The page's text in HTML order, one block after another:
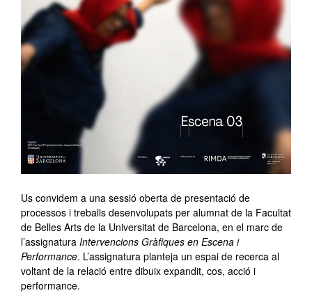
Us convidem a una sessió oberta de presentació de
processos i treballs desenvolupats per alumnat de la Facultat
de Belles Arts de la Universitat de Barcelona, en el marc de
l’assignatura Intervencions Gràfiques en Escena i
Performance. L’assignatura planteja un espai de recerca al
voltant de la relació entre dibuix expandit, cos, acció i
performance.